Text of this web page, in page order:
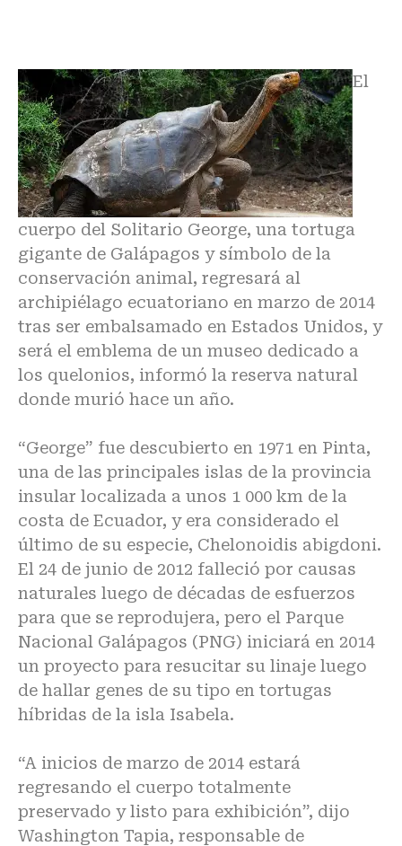
El
cuerpo del Solitario George, una tortuga
gigante de Galápagos y símbolo de la
conservación animal, regresará al
archipiélago ecuatoriano en marzo de 2014
tras ser embalsamado en Estados Unidos, y
será el emblema de un museo dedicado a
los quelonios, informó la reserva natural
donde murió hace un año.
“George” fue descubierto en 1971 en Pinta,
una de las principales islas de la provincia
insular localizada a unos 1 000 km de la
costa de Ecuador, y era considerado el
último de su especie, Chelonoidis abigdoni.
El 24 de junio de 2012 falleció por causas
naturales luego de décadas de esfuerzos
para que se reprodujera, pero el Parque
Nacional Galápagos (PNG) iniciará en 2014
un proyecto para resucitar su linaje luego
de hallar genes de su tipo en tortugas
híbridas de la isla Isabela.
“A inicios de marzo de 2014 estará
regresando el cuerpo totalmente
preservado y listo para exhibición”, dijo
Washington Tapia, responsable de